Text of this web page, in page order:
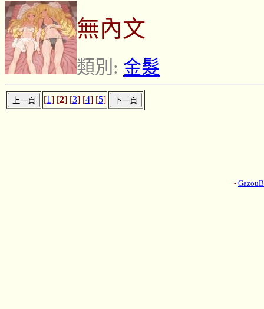
無內文
類別: 金髮
[1] [2] [3] [4] [5]
-